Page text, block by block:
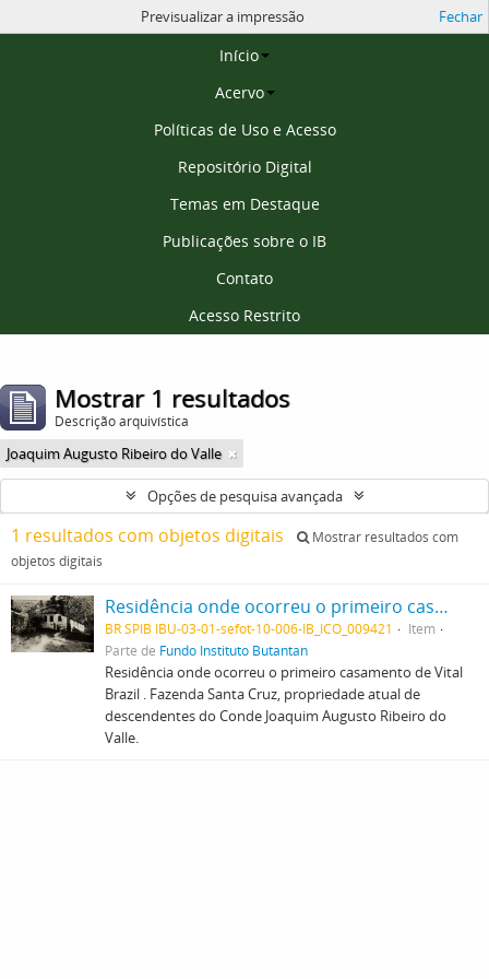
Página inicial
Início
Acervo
Políticas de Uso e Acesso
Repositório Digital
Temas em Destaque
Publicações sobre o IB
Contato
Acesso Restrito
Previsualizar a impressão Fechar
Mostrar 1 resultados
Descrição arquivística
Joaquim Augusto Ribeiro do Valle
Opções de pesquisa avançada
1 resultados com objetos digitais
Mostrar resultados com
objetos digitais
Residência onde ocorreu o primeiro casamento de Vital Brazil . Fazenda Santa Cruz, propriedade atual de descendentes do Conde Joaquim Augusto Ribeiro do Valle.
BR SPIB IBU-03-01-sefot-10-006-IB_ICO_009421
Item
Parte de Fundo Instituto Butantan
Residência onde ocorreu o primeiro casamento de Vital
Brazil . Fazenda Santa Cruz, propriedade atual de
descendentes do Conde Joaquim Augusto Ribeiro do
Valle.